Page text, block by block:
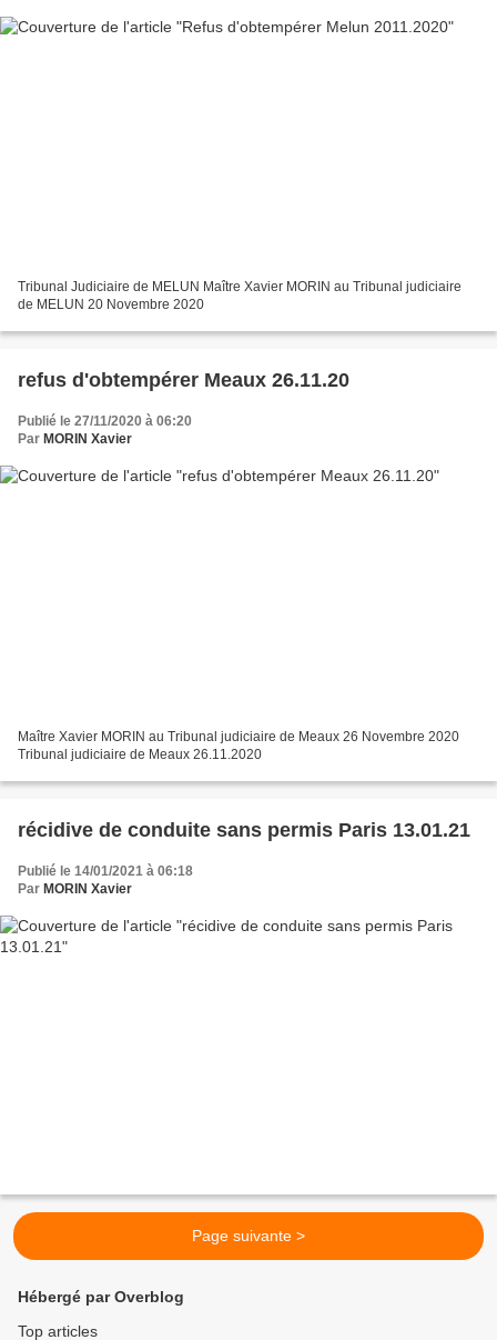
Tribunal Judiciaire de MELUN Maître Xavier MORIN au Tribunal judiciaire
de MELUN 20 Novembre 2020
refus d'obtempérer Meaux 26.11.20
Publié le 27/11/2020 à 06:20
Par MORIN Xavier
Maître Xavier MORIN au Tribunal judiciaire de Meaux 26 Novembre 2020
Tribunal judiciaire de Meaux 26.11.2020
récidive de conduite sans permis Paris 13.01.21
Publié le 14/01/2021 à 06:18
Par MORIN Xavier
Page suivante >
Hébergé par Overblog
Top articles